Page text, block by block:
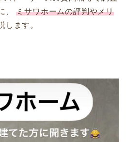
、ミサワホームの評判やメリ
します。